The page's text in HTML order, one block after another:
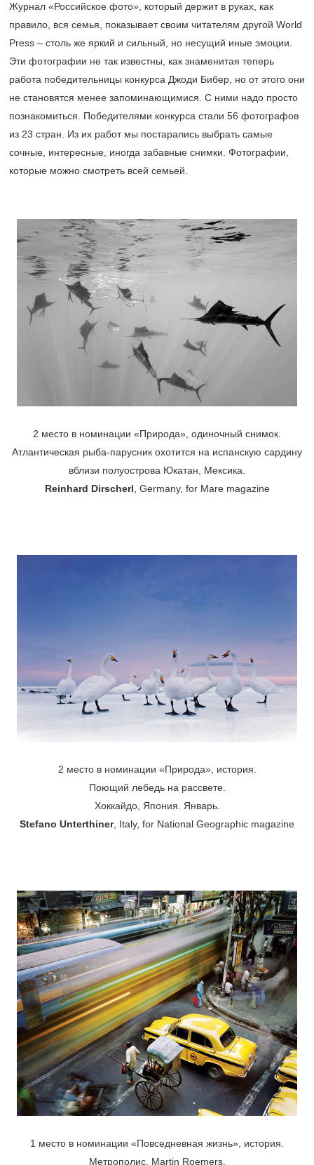
Журнал «Российское фото», который держит в руках, как
правило, вся семья, показывает своим читателям другой World
Press – столь же яркий и сильный, но несущий иные эмоции.
Эти фотографии не так известны, как знаменитая теперь
работа победительницы конкурса Джоди Бибер, но от этого они
не становятся менее запоминающимися. С ними надо просто
познакомиться. Победителями конкурса стали 56 фотографов
из 23 стран. Из их работ мы постарались выбрать самые
сочные, интересные, иногда забавные снимки. Фотографии,
которые можно смотреть всей семьей.
2 место в номинации «Природа», одиночный снимок.
Атлантическая рыба-парусник охотится на испанскую сардину
вблизи полуострова Юкатан, Мексика.
Reinhard Dirscherl , Germany, for Mare magazine
2 место в номинации «Природа», история.
Поющий лебедь на рассвете.
Хоккайдо, Япония. Январь.
Stefano Unterthiner, Italy, for National Geographic magazine
1 место в номинации «Повседневная жизнь», история.
Метрополис. Martin Roemers,